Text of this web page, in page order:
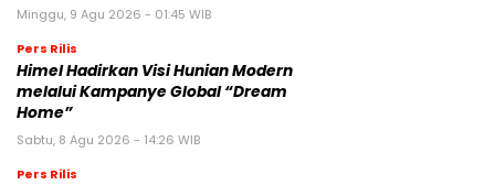
Minggu, 9 Agu 2026 - 01:45 WIB
Pers Rilis
Himel Hadirkan Visi Hunian Modern
melalui Kampanye Global “Dream
Home”
Sabtu, 8 Agu 2026 - 14:26 WIB
Pers Rilis